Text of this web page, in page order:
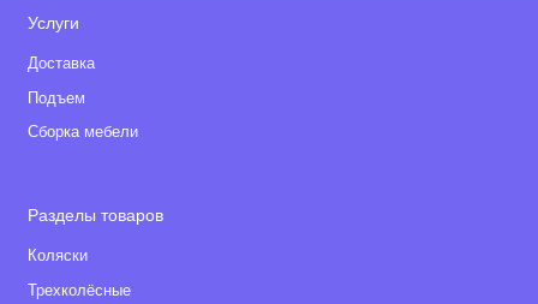
Услуги
Доставка
Подъем
Сборка мебели
Разделы товаров
Коляски
Трехколёсные